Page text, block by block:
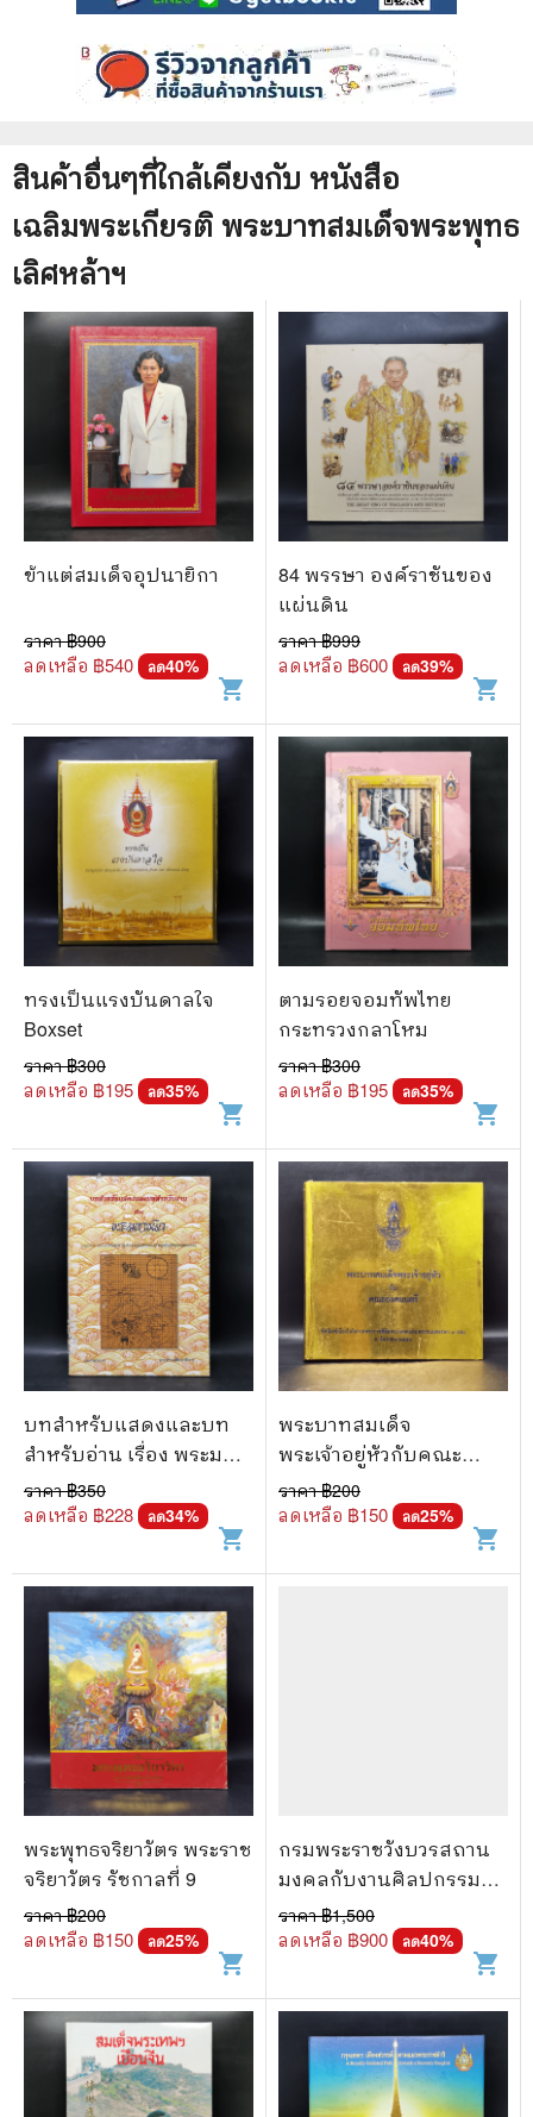
สินค้าอื่นๆที่ใกล้เคียงกับ หนังสือ
เฉลิมพระเกียรติ พระบาทสมเด็จพระพุทธ
เลิศหล้าฯ
ข้าแต่สมเด็จอุปนายิกา
ราคา ฿900
ลดเหลือ ฿540 ลด40%
shopping_cart
84 พรรษา องค์ราชันของ
แผ่นดิน
ราคา ฿999
ลดเหลือ ฿600 ลด39%
shopping_cart
ทรงเป็นแรงบันดาลใจ
Boxset
ราคา ฿300
ลดเหลือ ฿195 ลด35%
shopping_cart
ตามรอยจอมทัพไทย
กระทรวงกลาโหม
ราคา ฿300
ลดเหลือ ฿195 ลด35%
shopping_cart
บทสำหรับแสดงและบท
สำหรับอ่าน เรื่อง พระมหา
ชนก
ราคา ฿350
ลดเหลือ ฿228 ลด34%
shopping_cart
พระบาทสมเด็จ
พระเจ้าอยู่หัวกับคณะ
องคมนตรี
ราคา ฿200
ลดเหลือ ฿150 ลด25%
shopping_cart
พระพุทธจริยาวัตร พระราช
จริยาวัตร รัชกาลที่ 9
ราคา ฿200
ลดเหลือ ฿150 ลด25%
shopping_cart
กรมพระราชวังบวรสถาน
มงคลกับงานศิลปกรรม
แบบพระราชนิยม
ราคา ฿1,500
ลดเหลือ ฿900 ลด40%
shopping_cart